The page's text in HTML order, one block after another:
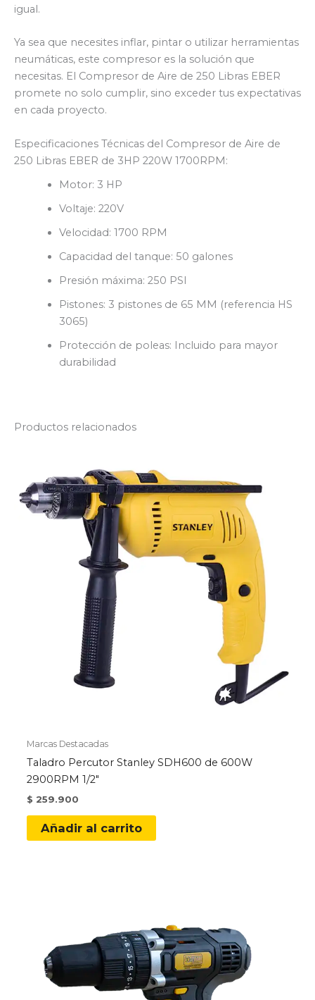
igual.
Ya sea que necesites inflar, pintar o utilizar herramientas
neumáticas, este compresor es la solución que
necesitas. El Compresor de Aire de 250 Libras EBER
promete no solo cumplir, sino exceder tus expectativas
en cada proyecto.
Especificaciones Técnicas del Compresor de Aire de
250 Libras EBER de 3HP 220W 1700RPM:
Motor: 3 HP
Voltaje: 220V
Velocidad: 1700 RPM
Capacidad del tanque: 50 galones
Presión máxima: 250 PSI
Pistones: 3 pistones de 65 MM (referencia HS
3065)
Protección de poleas: Incluido para mayor
durabilidad
Productos relacionados
Marcas Destacadas
Taladro Percutor Stanley SDH600 de 600W
2900RPM 1/2″
$ 259.900
Añadir al carrito